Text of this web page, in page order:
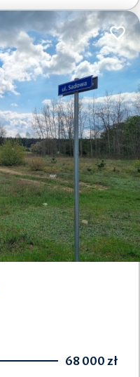
68 000 zł